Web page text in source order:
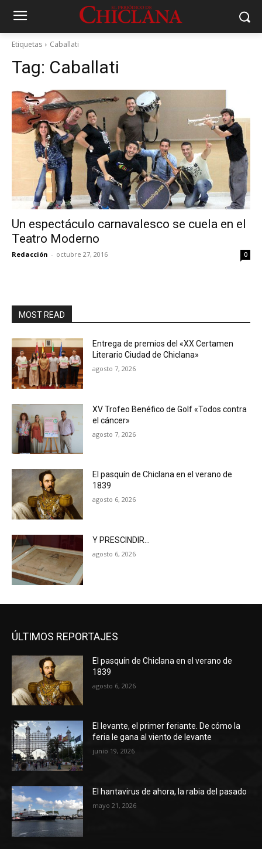
Etiquetas Caballati
Tag: Caballati
Un espectáculo carnavalesco se cuela en el
Teatro Moderno
Redacción - octubre 27, 2016 0
MOST READ
Entrega de premios del «XX Certamen
Literario Ciudad de Chiclana»
agosto 7, 2026
XV Trofeo Benéfico de Golf «Todos contra
el cáncer»
agosto 7, 2026
El pasquín de Chiclana en el verano de
1839
agosto 6, 2026
Y PRESCINDIR…
agosto 6, 2026
ÚLTIMOS REPORTAJES
El pasquín de Chiclana en el verano de
1839
agosto 6, 2026
El levante, el primer feriante. De cómo la
feria le gana al viento de levante
junio 19, 2026
El hantavirus de ahora, la rabia del pasado
mayo 21, 2026